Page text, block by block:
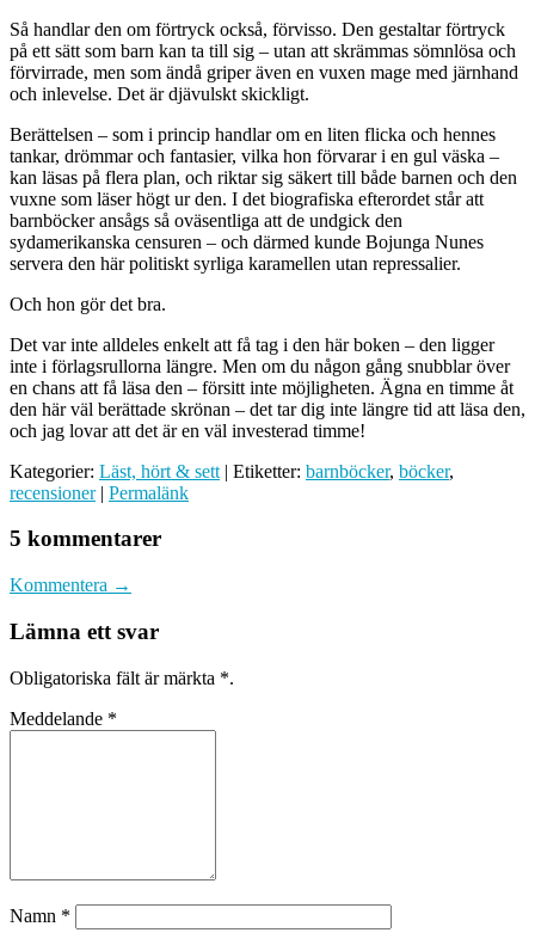
Så handlar den om förtryck också, förvisso. Den gestaltar förtryck
på ett sätt som barn kan ta till sig – utan att skrämmas sömnlösa och
förvirrade, men som ändå griper även en vuxen mage med järnhand
och inlevelse. Det är djävulskt skickligt.
Berättelsen – som i princip handlar om en liten flicka och hennes
tankar, drömmar och fantasier, vilka hon förvarar i en gul väska –
kan läsas på flera plan, och riktar sig säkert till både barnen och den
vuxne som läser högt ur den. I det biografiska efterordet står att
barnböcker ansågs så oväsentliga att de undgick den
sydamerikanska censuren – och därmed kunde Bojunga Nunes
servera den här politiskt syrliga karamellen utan repressalier.
Och hon gör det bra.
Det var inte alldeles enkelt att få tag i den här boken – den ligger
inte i förlagsrullorna längre. Men om du någon gång snubblar över
en chans att få läsa den – försitt inte möjligheten. Ägna en timme åt
den här väl berättade skrönan – det tar dig inte längre tid att läsa den,
och jag lovar att det är en väl investerad timme!
Kategorier: Läst, hört & sett | Etiketter: barnböcker, böcker,
recensioner| Permalänk
5 kommentarer
Kommentera →
Lämna ett svar
Obligatoriska fält är märkta *.
Meddelande *
Namn *